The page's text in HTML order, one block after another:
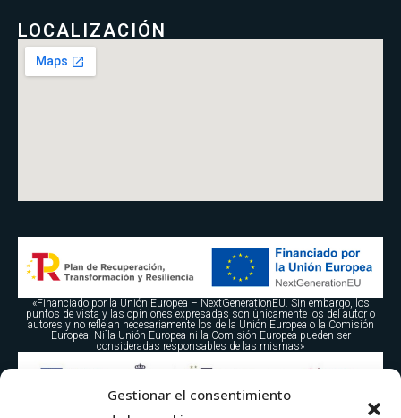
Gestionar el consentimiento
LOCALIZACIÓN
«Financiado por la Unión Europea – NextGenerationEU. Sin embargo, los
puntos de vista y las opiniones expresadas son únicamente los del autor o
autores y no reflejan necesariamente los de la Unión Europea o la Comisión
Europea. Ni la Unión Europea ni la Comisión Europea pueden ser
consideradas responsables de las mismas»
WETCON TECNOLOGÍAS DEL AGUA S.L. ha sido beneficiaria del Fondo
Europeo de Desarrollo Regional cuyo objetivo es la mejora de la competitividad